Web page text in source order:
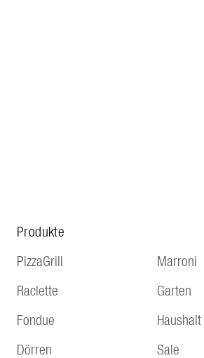
Produkte
PizzaGrill
Raclette
Fondue
Dörren
Marroni
Garten
Haushalt
Sale